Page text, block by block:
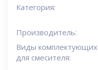
Категория:
Производитель:
Виды комплектующих
для смесителя: